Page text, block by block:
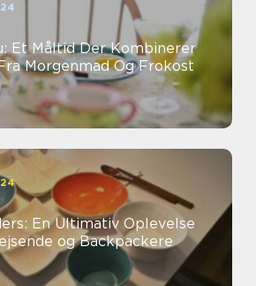
Et Måltid Der Kombinerer
Morgenmad Og Frokost
En Ultimativ Oplevelse
og Backpackere